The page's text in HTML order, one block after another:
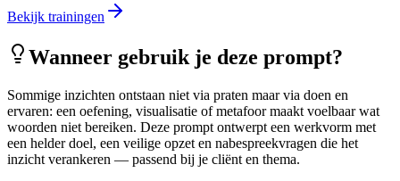
Bekijk trainingen
Wanneer gebruik je deze prompt?
Sommige inzichten ontstaan niet via praten maar via doen en
ervaren: een oefening, visualisatie of metafoor maakt voelbaar wat
woorden niet bereiken. Deze prompt ontwerpt een werkvorm met
een helder doel, een veilige opzet en nabespreekvragen die het
inzicht verankeren — passend bij je cliënt en thema.